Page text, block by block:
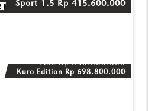
Sport 1.5 Rp 415.600.000
EliteRp 656.600.000
Kuro Edition Rp 698.800.000